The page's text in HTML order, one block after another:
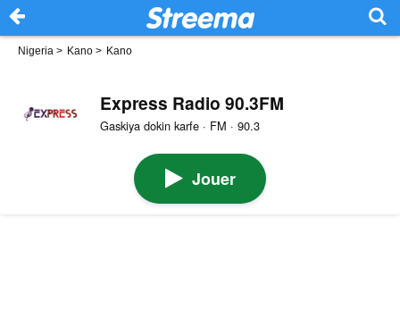
Nigeria > Kano > Kano
Express Radio 90.3FM
Gaskiya dokin karfe · FM · 90.3
Jouer